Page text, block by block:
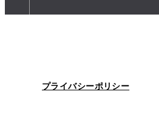
プライバシーポリシー